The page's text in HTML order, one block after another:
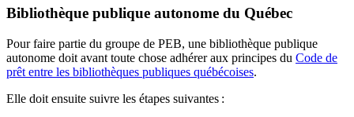
Bibliothèque publique autonome du Québec
Pour faire partie du groupe de PEB, une bibliothèque publique
autonome doit avant toute chose adhérer aux principes du Code de
prêt entre les bibliothèques publiques québécoises.
Elle doit ensuite suivre les étapes suivantes :